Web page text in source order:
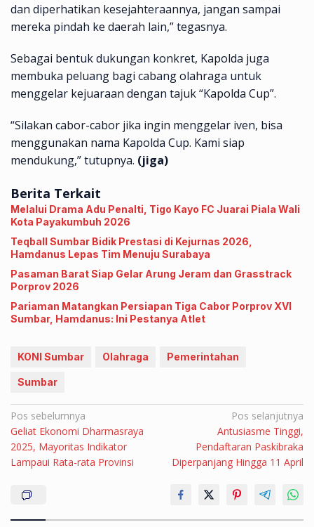
dan diperhatikan kesejahteraannya, jangan sampai
mereka pindah ke daerah lain,” tegasnya.
Sebagai bentuk dukungan konkret, Kapolda juga
membuka peluang bagi cabang olahraga untuk
menggelar kejuaraan dengan tajuk “Kapolda Cup”.
“Silakan cabor-cabor jika ingin menggelar iven, bisa
menggunakan nama Kapolda Cup. Kami siap
mendukung,” tutupnya. (jiga)
Berita Terkait
Melalui Drama Adu Penalti, Tigo Kayo FC Juarai Piala Wali
Kota Payakumbuh 2026
Teqball Sumbar Bidik Prestasi di Kejurnas 2026,
Hamdanus Lepas Tim Menuju Surabaya
Pasaman Barat Siap Gelar Arung Jeram dan Grasstrack
Porprov 2026
Pariaman Matangkan Persiapan Tiga Cabor Porprov XVI
Sumbar, Hamdanus: Ini Pestanya Atlet
KONI Sumbar Olahraga Pemerintahan
Sumbar
Navigasi
pos
Pos sebelumnya
Geliat Ekonomi Dharmasraya
2025, Mayoritas Indikator
Lampaui Rata-rata Provinsi
Pos selanjutnya
Antusiasme Tinggi,
Pendaftaran Paskibraka
Diperpanjang Hingga 11 April